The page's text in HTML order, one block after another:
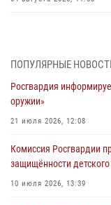
03 августа 2026, 17:21
21 единицу оружия
03 августа 2026, 14:10
безопасности во
ПОПУЛЯРНЫЕ
Росгвардия
оружии»
21 июля 2026, 12:08
Комиссия Росгвардии
защищённости
10 июля 2026, 13:39